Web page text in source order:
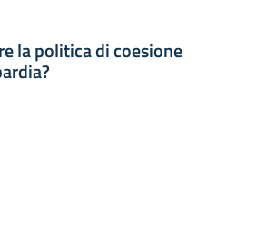
la politica di coesione